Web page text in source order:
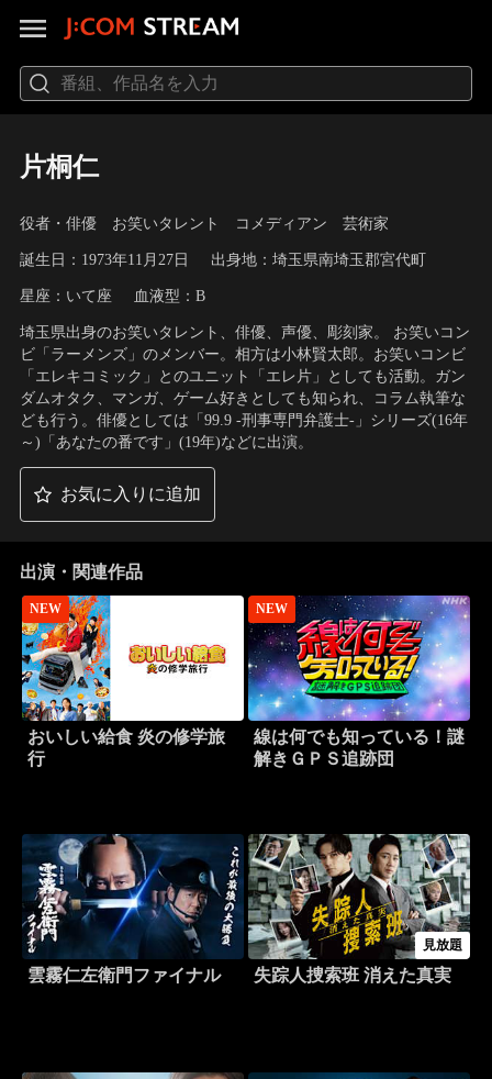
片桐仁
役者・俳優 お笑いタレント コメディアン 芸術家
誕生日：1973年11月27日 出身地：埼玉県南埼玉郡宮代町
星座：いて座 血液型：B
埼玉県出身のお笑いタレント、俳優、声優、彫刻家。 お笑いコン
ビ「ラーメンズ」のメンバー。相方は小林賢太郎。お笑いコンビ
「エレキコミック」とのユニット「エレ片」としても活動。ガン
ダムオタク、マンガ、ゲーム好きとしても知られ、コラム執筆な
ども行う。俳優としては「99.9 -刑事専門弁護士-」シリーズ(16年
～)「あなたの番です」(19年)などに出演。
お気に入りに追加
出演・関連作品
NEW
おいしい給食 炎の修学旅
行
NEW
線は何でも知っている！謎
解きＧＰＳ追跡団
雲霧仁左衛門ファイナル
見放題
失踪人捜索班 消えた真実